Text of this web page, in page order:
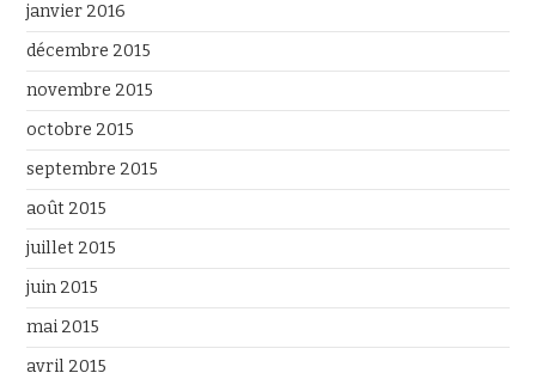
janvier 2016
décembre 2015
novembre 2015
octobre 2015
septembre 2015
août 2015
juillet 2015
juin 2015
mai 2015
avril 2015